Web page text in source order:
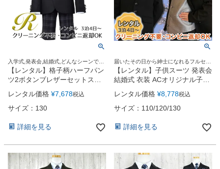
入学式,発表会,結婚式,どんなシーンでも
この1着でOK！
【レンタル】格子柄ハーフパン
ツ2ボタンブレザーセットスー
ツ6点セット【MICHIKO
LONDON】（CAT285490）
レンタル価格 ¥7,678税込
サイズ：130
詳細を見る
届いたその日から紳士になれるフルセッ
ト！
【レンタル】子供スーツ 発表会
結婚式 衣装 ACオリジナル子供
スーツ（AC08）6点セット
110・120・130・150cm
レンタル価格 ¥8,778税込
サイズ：110/120/130
詳細を見る